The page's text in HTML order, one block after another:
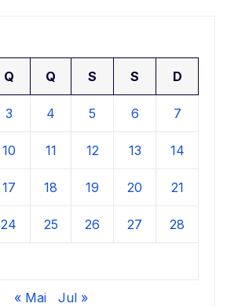
Q Q S S D
3 4 5 6 7
10 11 12 13 14
17 18 19 20 21
24 25 26 27 28
« Mai Jul »